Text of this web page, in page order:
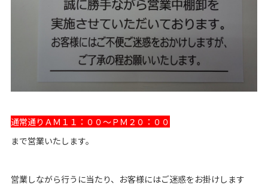
通常通りＡＭ１１：００～ＰＭ２０：００
まで営業いたします。
営業しながら行うに当たり、お客様にはご迷惑をお掛けします